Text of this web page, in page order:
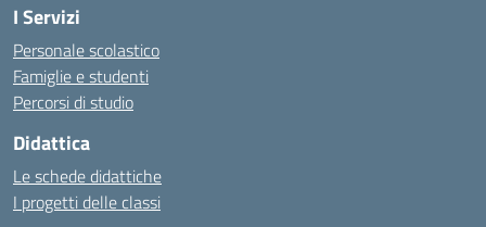
https://alwacomputer.id/contact/
https://blog.heptanalytics.com/flask-plotly-dashboard/
https://cambui.flyworld.com.br/
http://cl.rmuti.net/
https://cbt.mtstisungaiguntung.sch.id/
https://cesarpsicanalista.com/
https://aprici.am/
I Servizi
Personale scolastico
Famiglie e studenti
Percorsi di studio
Didattica
Le schede didattiche
I progetti delle classi